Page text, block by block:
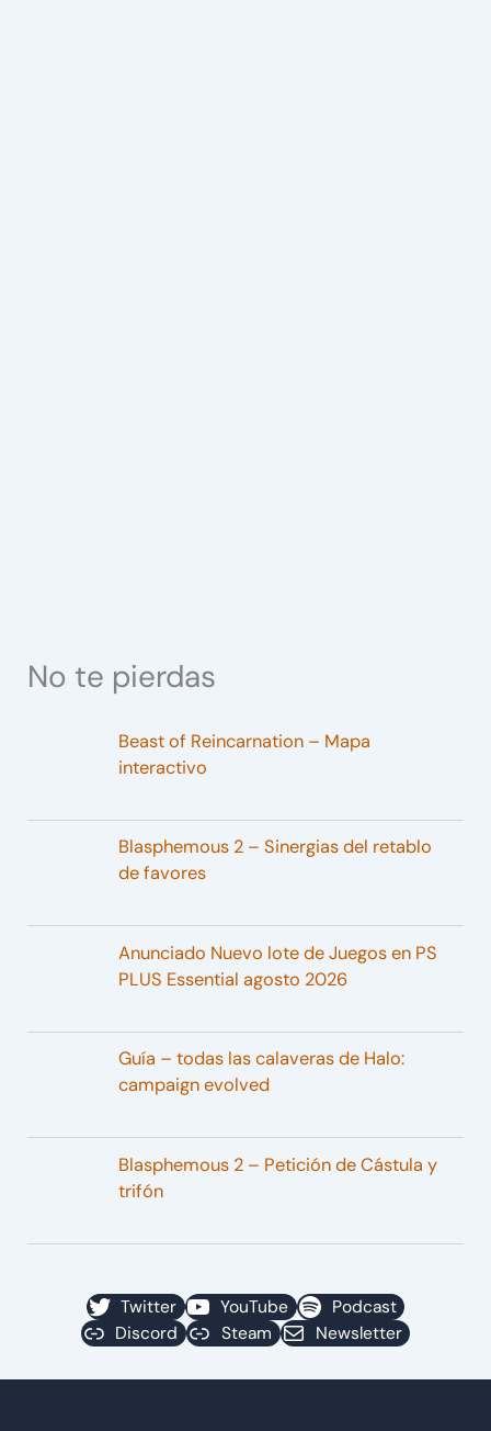
No te pierdas
Beast of Reincarnation – Mapa
interactivo
Blasphemous 2 – Sinergias del retablo
de favores
Anunciado Nuevo lote de Juegos en PS
PLUS Essential agosto 2026
Guía – todas las calaveras de Halo:
campaign evolved
Blasphemous 2 – Petición de Cástula y
trifón
Twitter YouTube
Podcast
Discord
Steam Newsletter